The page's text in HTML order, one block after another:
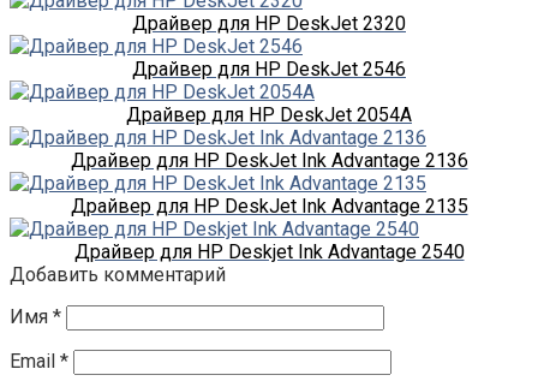
Драйвер для HP DeskJet 2320
Драйвер для HP DeskJet 2546
Драйвер для HP DeskJet 2054A
Драйвер для HP DeskJet Ink Advantage 2136
Драйвер для HP DeskJet Ink Advantage 2135
Драйвер для HP Deskjet Ink Advantage 2540
Добавить комментарий
Имя *
Email *